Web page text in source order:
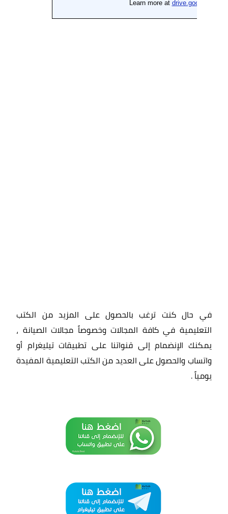
في حال كنت ترغب بالحصول على المزيد من الكتب
التعليمية في كافة المجالات وخصوصاً مجالات الصيانة ،
يمكنك الإنضمام إلى قنواتنا على تطبيقات تيليغرام أو
واتساب والحصول على العديد من الكتب التعليمية المفيدة
يومياً.